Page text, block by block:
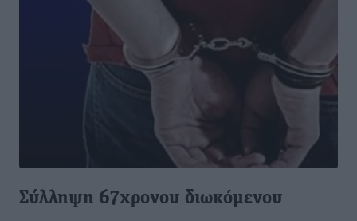
Σύλληψη 67χρονου διωκόμενου